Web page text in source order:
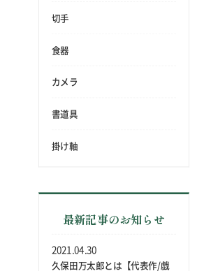
切手
食器
カメラ
書道具
掛け軸
最新記事のお知らせ
久保田万太郎とは【代表作/戯
2021.04.30